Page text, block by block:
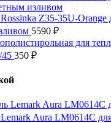
Z35-35U-
5590 ₽
для
350 ₽
Aura LM0614C